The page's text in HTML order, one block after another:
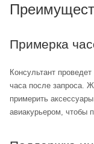
Примерка
Консультант
часа после запроса.
примерить
авиакурьером, чтобы